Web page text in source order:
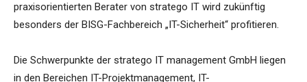
praxisorientierten Berater von stratego IT wird zukünftig
besonders der BISG-Fachbereich „IT-Sicherheit“ profitieren.
Die Schwerpunkte der stratego IT management GmbH liegen
in den Bereichen IT-Projektmanagement, IT-